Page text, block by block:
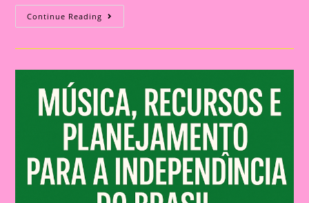
Continue Reading ATIVIDADE
PARA
DIA
PARA